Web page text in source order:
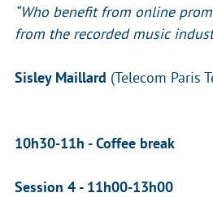
“Who benefit from online
from the recorded music
Sisley Maillard (Telecom Paris
10h30-11h - Coffee break
Session 4 - 11h00-13h00